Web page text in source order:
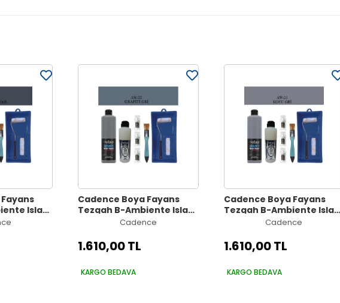
Islak
Rulo
Cadence Boya Fayans
Tezgah B-Ambiente Islak
Zemin Aw-22 Grafiti Gri
Taş Vernik 250 Saten Rulo
Set
Cadence
1.610,00 TL
KARGO BEDAVA
Cadence Boya Fayans
Tezgah B-Ambiente Islak
Zemin Aw-21 Koyu Gri
Taş Vernik 250 Saten Rulo
Set
Cadence
1.610,00 TL
KARGO BEDAVA